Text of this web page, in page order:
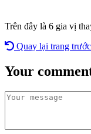
Thay cơm
Trên đây là 6 gia vị
Quay lại trang trước
Your